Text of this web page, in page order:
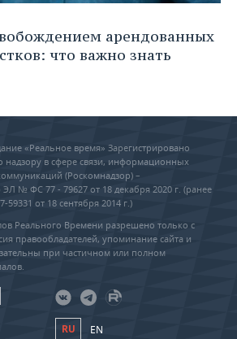
арендованных
что важно знать
«Реальное время» Зарегистрировано
в сфере связи, информационных
(Роскомнадзор) –
№ ФС 77 - 79627 от 18 декабря 2020 г. (ранее
от 18 сентября 2014 г.)
Реального Времени разрешено только с
правообладателей, упоминание сайта и
при частичном или полном
RU EN